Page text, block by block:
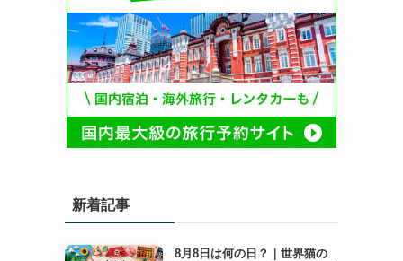
新着記事
8月8日は何の日？｜世界猫の